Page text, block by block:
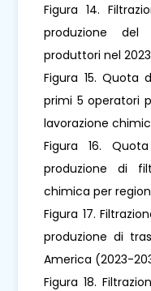
Figura 14.
produzione
produttori nel 2023
Figura 15. Quota
primi 5 operatori
lavorazione
Figura 16.
produzione di
chimica per
Figura 17.
produzione di
America (2023-
Figura 18.